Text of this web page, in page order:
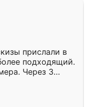
прислали в
подходящий.
Через 3
Остались
Ренессанс